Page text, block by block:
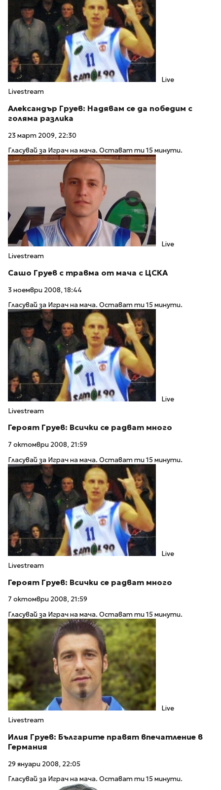
Live
Livestream
Александър Груев: Надявам се да победим с
голяма разлика
23 март 2009, 22:30
Гласувай за Играч на мача. Остават ти 15 минути.
Live
Livestream
Сашо Груев с травма от мача с ЦСКА
3 ноември 2008, 18:44
Гласувай за Играч на мача. Остават ти 15 минути.
Live
Livestream
Героят Груев: Всички се радват много
7 октомври 2008, 21:59
Гласувай за Играч на мача. Остават ти 15 минути.
Live
Livestream
Героят Груев: Всички се радват много
7 октомври 2008, 21:59
Гласувай за Играч на мача. Остават ти 15 минути.
Live
Livestream
Илия Груев: Българите правят впечатление в
Германия
29 януари 2008, 22:05
Гласувай за Играч на мача. Остават ти 15 минути.